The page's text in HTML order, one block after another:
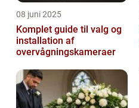
08 juni 2025
Komplet guide til valg og
installation af
overvågningskameraer